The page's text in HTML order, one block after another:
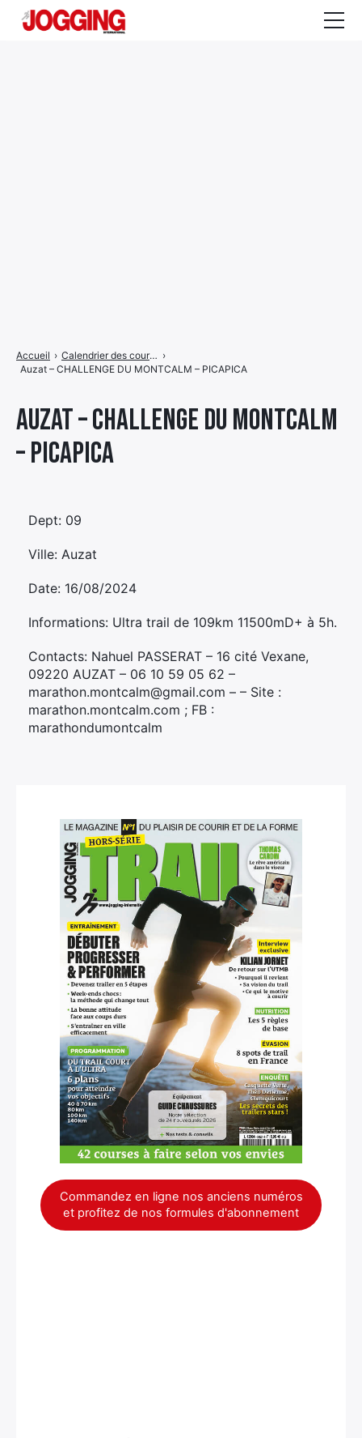
Auzat – CHALLENGE DU MONTCALM
– PICAPICA
Accueil › Calendrier des courses ›
Auzat – CHALLENGE DU MONTCALM – PICAPICA
Dept: 09
Ville: Auzat
Date: 16/08/2024
Informations: Ultra trail de 109km 11500mD+ à 5h.
Contacts: Nahuel PASSERAT – 16 cité Vexane,
09220 AUZAT – 06 10 59 05 62 –
marathon.montcalm@gmail.com – – Site :
marathon.montcalm.com ; FB :
marathondumontcalm
Commandez en ligne nos anciens numéros
et profitez de nos formules d'abonnement
de
menu
Élément
de
Élément
de